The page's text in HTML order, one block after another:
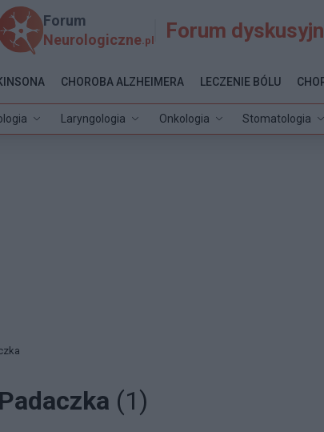
Forum
Neurologiczne .pl Forum
Laryngologia Onkologia Stomatologia
CHOROBA ALZHEIMERA LECZENIE BÓLU
(1)